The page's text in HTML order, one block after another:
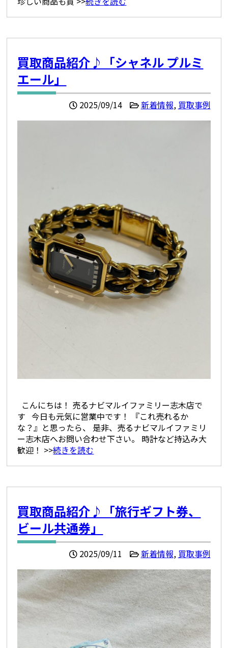
買取商品紹介♪「シャネル プルミ
エール」
2025/09/14 新着情報, 買取事例
こんにちは！ 売るナビマルイファミリー志木店で
す 今日も元気に営業中です！ 『これ売れるか
な？』と思ったら、 是非、売るナビマルイファミリ
ー志木店へお問い合わせ下さい。 時計など持込み大
歓迎！ >>続きを読む
買取商品紹介♪「旅行ギフト券、
ビール共通券」
2025/09/11 新着情報, 買取事例